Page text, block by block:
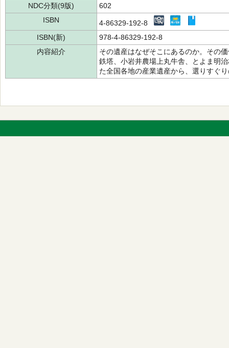
NDC分類(9版)
602
ISBN
4-86329-192-8
ISBN(新)
978-4-86329-192-8
内容紹介
その遺産はなぜそこにあるのか。その
鉄塔、小岩井農場上丸牛舎、とよま明
た全国各地の産業遺産から、選りすぐ